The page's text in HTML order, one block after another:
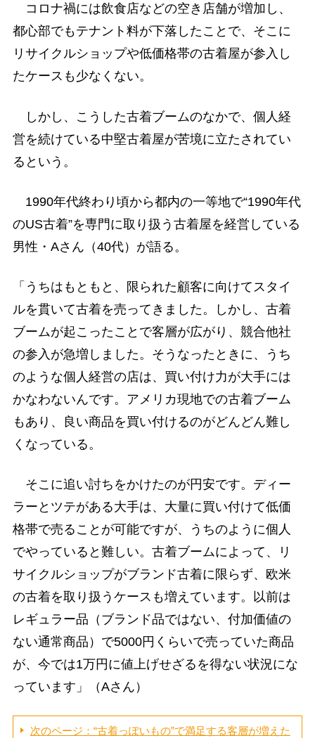
コロナ禍には飲食店などの空き店舗が増加し、
都心部でもテナント料が下落したことで、そこに
リサイクルショップや低価格帯の古着屋が参入し
たケースも少なくない。
しかし、こうした古着ブームのなかで、個人経
営を続けている中堅古着屋が苦境に立たされてい
るという。
1990年代終わり頃から都内の一等地で“1990年代
のUS古着”を専門に取り扱う古着屋を経営している
男性・Aさん（40代）が語る。
「うちはもともと、限られた顧客に向けてスタイ
ルを貫いて古着を売ってきました。しかし、古着
ブームが起こったことで客層が広がり、競合他社
の参入が急増しました。そうなったときに、うち
のような個人経営の店は、買い付け力が大手には
かなわないんです。アメリカ現地での古着ブーム
もあり、良い商品を買い付けるのがどんどん難し
くなっている。
そこに追い討ちをかけたのが円安です。ディー
ラーとツテがある大手は、大量に買い付けて低価
格帯で売ることが可能ですが、うちのように個人
でやっていると難しい。古着ブームによって、リ
サイクルショップがブランド古着に限らず、欧米
の古着を取り扱うケースも増えています。以前は
レギュラー品（ブランド品ではない、付加価値の
ない通常商品）で5000円くらいで売っていた商品
が、今では1万円に値上げせざるを得ない状況にな
っています」（Aさん）
次のページ：“古着っぽいもの”で満足する客層が増えた